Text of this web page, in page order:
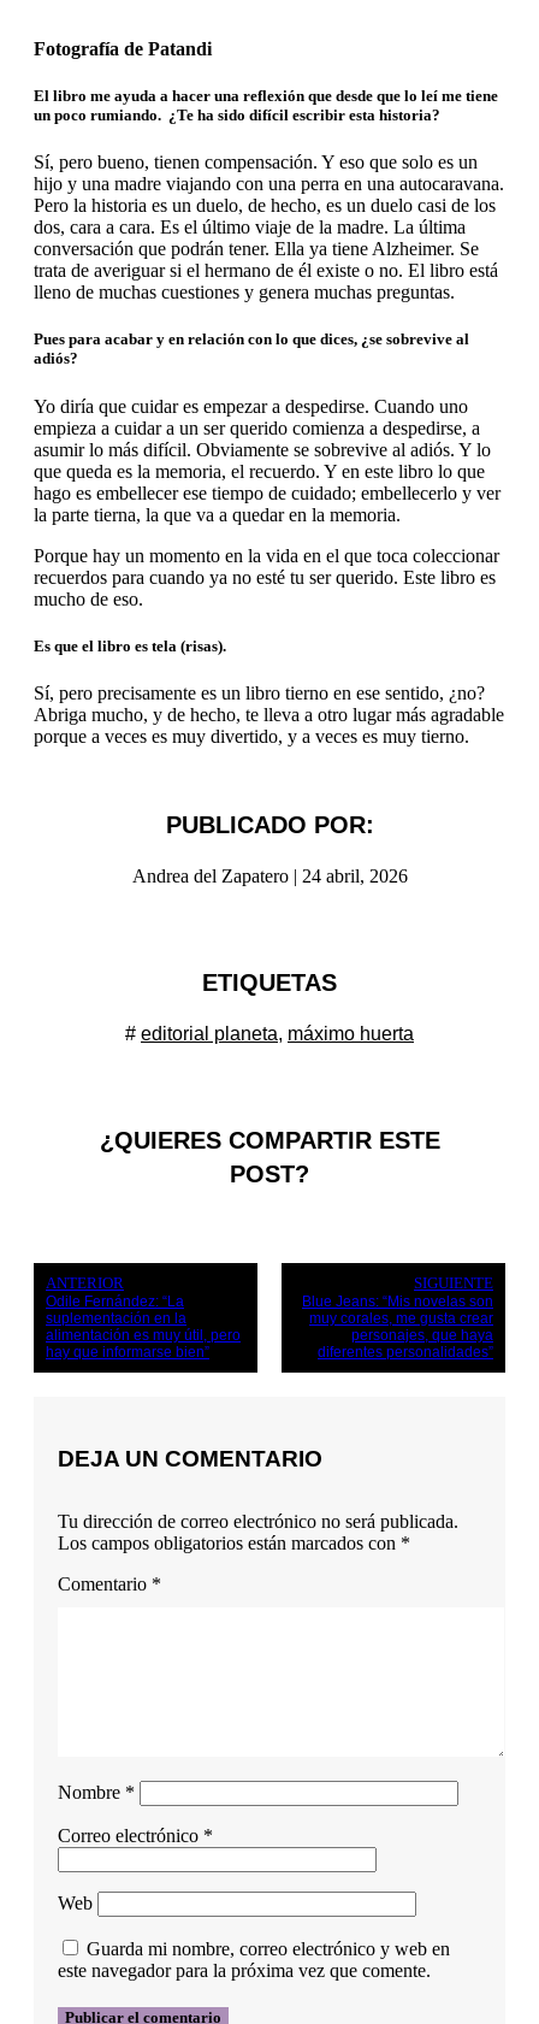
Fotografía de Patandi
El libro me ayuda a hacer una reflexión que desde que lo leí me tiene
un poco rumiando. ¿Te ha sido difícil escribir esta historia?
Sí, pero bueno, tienen compensación. Y eso que solo es un
hijo y una madre viajando con una perra en una autocaravana.
Pero la historia es un duelo, de hecho, es un duelo casi de los
dos, cara a cara. Es el último viaje de la madre. La última
conversación que podrán tener. Ella ya tiene Alzheimer. Se
trata de averiguar si el hermano de él existe o no. El libro está
lleno de muchas cuestiones y genera muchas preguntas.
Pues para acabar y en relación con lo que dices, ¿se sobrevive al
adiós?
Yo diría que cuidar es empezar a despedirse. Cuando uno
empieza a cuidar a un ser querido comienza a despedirse, a
asumir lo más difícil. Obviamente se sobrevive al adiós. Y lo
que queda es la memoria, el recuerdo. Y en este libro lo que
hago es embellecer ese tiempo de cuidado; embellecerlo y ver
la parte tierna, la que va a quedar en la memoria.
Porque hay un momento en la vida en el que toca coleccionar
recuerdos para cuando ya no esté tu ser querido. Este libro es
mucho de eso.
Es que el libro es tela (risas).
Sí, pero precisamente es un libro tierno en ese sentido, ¿no?
Abriga mucho, y de hecho, te lleva a otro lugar más agradable
porque a veces es muy divertido, y a veces es muy tierno.
PUBLICADO POR:
Andrea del Zapatero | 24 abril, 2026
ETIQUETAS
# editorial planeta, máximo huerta
¿QUIERES COMPARTIR ESTE
POST?
ANTERIOR
Odile Fernández: “La
suplementación en la
alimentación es muy útil, pero
hay que informarse bien”
SIGUIENTE
Blue Jeans: “Mis novelas son
muy corales, me gusta crear
personajes, que haya
diferentes personalidades”
DEJA UN COMENTARIO
Tu dirección de correo electrónico no será publicada.
Los campos obligatorios están marcados con *
Comentario *
Nombre *
Correo electrónico *
Web
Guarda mi nombre, correo electrónico y web en
este navegador para la próxima vez que comente.